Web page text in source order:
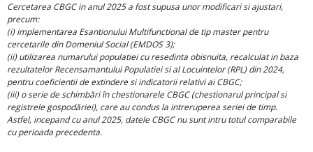
Cercetarea CBGC in anul 2025 a fost supusa unor modificari si ajustari,
precum:
(i) implementarea Esantionului Multifunctional de tip master pentru
cercetarile din Domeniul Social (EMDOS 3);
(ii) utilizarea numarului populatiei cu resedinta obisnuita, recalculat in baza
rezultatelor Recensamantului Populatiei si al Locuintelor (RPL) din 2024,
pentru coeficientii de extindere si indicatorii relativi ai CBGC;
(iii) o serie de schimbări în chestionarele CBGC (chestionarul principal si
registrele gospodăriei), care au condus la intreruperea seriei de timp.
Astfel, incepand cu anul 2025, datele CBGC nu sunt intru totul comparabile
cu perioada precedenta.